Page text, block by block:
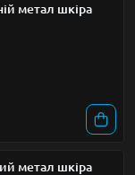
метал шкіра
метал шкіра